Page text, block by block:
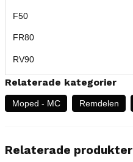
F50
FR80
RV90
Relaterade kategorier
Moped - MC Remdelen
Relaterade produkter